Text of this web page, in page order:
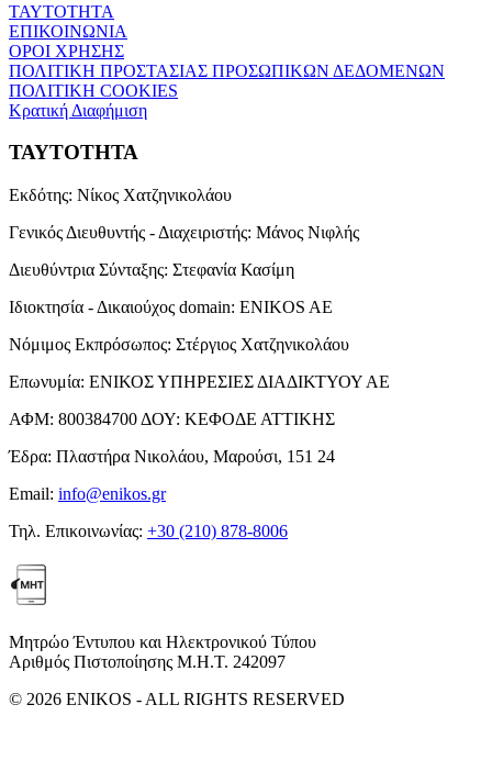
ΤΑΥΤΟΤΗΤΑ
ΕΠΙΚΟΙΝΩΝΙΑ
ΟΡΟΙ ΧΡΗΣΗΣ
ΠΟΛΙΤΙΚΗ ΠΡΟΣΤΑΣΙΑΣ ΠΡΟΣΩΠΙΚΩΝ ΔΕΔΟΜΕΝΩΝ
ΠΟΛΙΤΙΚΗ COOKIES
Κρατική Διαφήμιση
ΤΑΥΤΟΤΗΤΑ
Εκδότης: Νίκος Χατζηνικολάου
Γενικός Διευθυντής - Διαχειριστής: Μάνος Νιφλής
Διευθύντρια Σύνταξης: Στεφανία Κασίμη
Ιδιοκτησία - Δικαιούχος domain: ENIKOS AE
Νόμιμος Εκπρόσωπος: Στέργιος Χατζηνικολάου
Επωνυμία: ΕΝΙΚΟΣ ΥΠΗΡΕΣΙΕΣ ΔΙΑΔΙΚΤΥΟΥ ΑΕ
ΑΦΜ: 800384700 ΔΟΥ: ΚΕΦΟΔΕ ΑΤΤΙΚΗΣ
Έδρα: Πλαστήρα Νικολάου, Μαρούσι, 151 24
Email: info@enikos.gr
Τηλ. Επικοινωνίας: +30 (210) 878-8006
Μητρώο Έντυπου και Ηλεκτρονικού Τύπου
Αριθμός Πιστοποίησης Μ.Η.Τ. 242097
© 2026 ENIKOS - ALL RIGHTS RESERVED